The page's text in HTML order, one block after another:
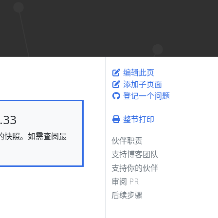
快照。如需查阅最
编辑此页
添加子页面
登记一个问题
整节打印
伙伴职责
支持博客团队
支持你的伙伴
审阅 PR
后续步骤